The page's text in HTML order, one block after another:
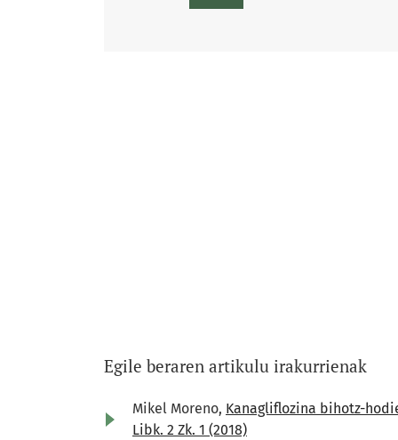
Egile beraren artikulu irakurrienak
Mikel Moreno, Kanagliflozina bihotz-
Libk. 2 Zk. 1 (2018)